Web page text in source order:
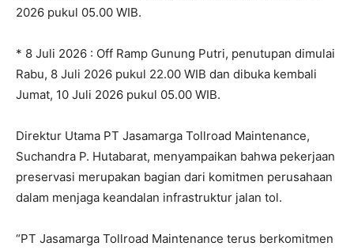
2026 pukul 05.00 WIB.
* 8 Juli 2026 : Off Ramp Gunung Putri, penutupan dimulai
Rabu, 8 Juli 2026 pukul 22.00 WIB dan dibuka kembali
Jumat, 10 Juli 2026 pukul 05.00 WIB.
Direktur Utama PT Jasamarga Tollroad Maintenance,
Suchandra P. Hutabarat, menyampaikan bahwa pekerjaan
preservasi merupakan bagian dari komitmen perusahaan
dalam menjaga keandalan infrastruktur jalan tol.
“PT Jasamarga Tollroad Maintenance terus berkomitmen